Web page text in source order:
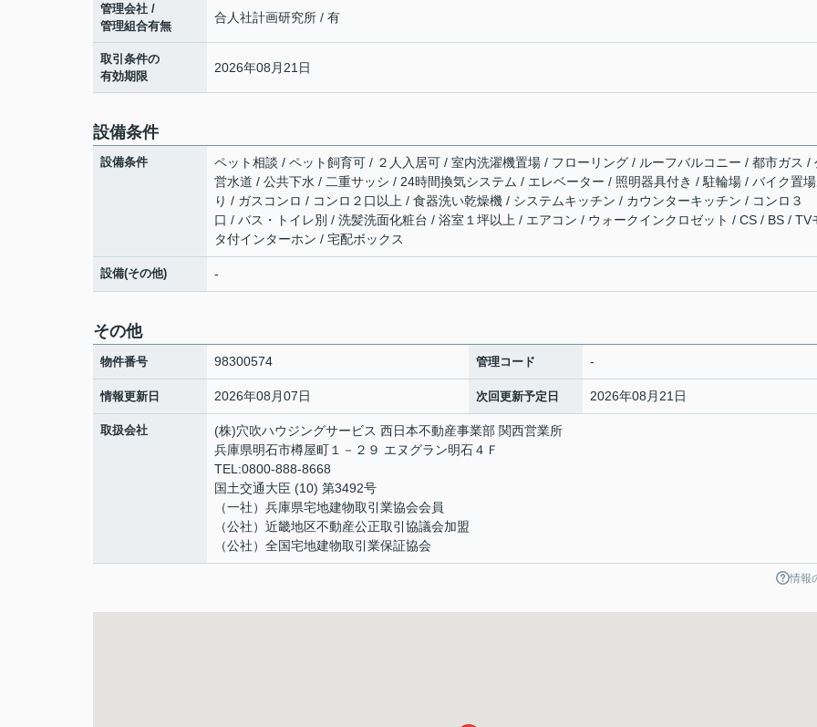
管理会社 /
管理組合有無
合人社計画研究所 / 有
取引条件の
有効期限
2026年08月21日
設備条件
設備条件
ペット相談 / ペット飼育可 / ２人入居可 / 室内洗濯機置場 / フローリング / ルーフバルコニー / 都市ガス /
営水道 / 公共下水 / 二重サッシ / 24時間換気システム / エレベーター / 照明器具付き / 駐輪場 / バイク置
り / ガスコンロ / コンロ２口以上 / 食器洗い乾燥機 / システムキッチン / カウンターキッチン / コンロ３
口 / バス・トイレ別 / 洗髪洗面化粧台 / 浴室１坪以上 / エアコン / ウォークインクロゼット / CS / BS / TV
タ付インターホン / 宅配ボックス
設備(その他) -
その他
物件番号 98300574 管理コード -
情報更新日 2026年08月07日 次回更新予定日 2026年08月21日
取扱会社
(株)穴吹ハウジングサービス 西日本不動産事業部 関西営業所
兵庫県明石市樽屋町１－２９ エヌグラン明石４Ｆ
TEL:0800-888-8668
国土交通大臣 (10) 第3492号
（一社）兵庫県宅地建物取引業協会会員
（公社）近畿地区不動産公正取引協議会加盟
（公社）全国宅地建物取引業保証協会
情報